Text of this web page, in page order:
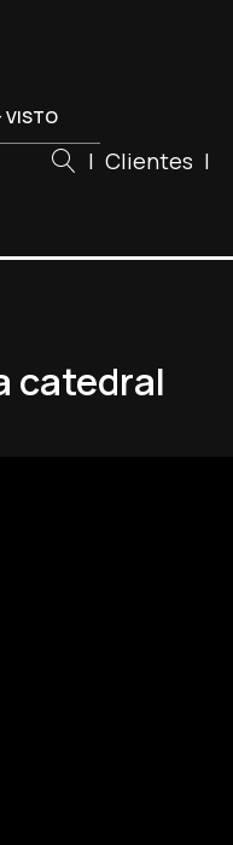
VISTO
| Clientes |
catedral